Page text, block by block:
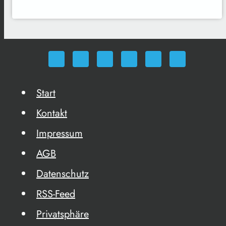
Start
Kontakt
Impressum
AGB
Datenschutz
RSS-Feed
Privatsphäre